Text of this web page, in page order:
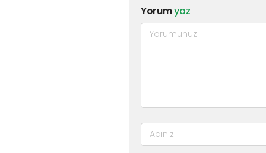
Yorumyaz